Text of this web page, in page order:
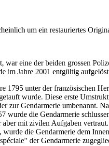
um ein restauriertes
eine der beiden grossen
im Jahre 2001 entgültig
1795 unter der französischen
wurde. Diese erste
zur Gendarmerie umbenannt.
wurde die Gendarmerie
mit zivilen Aufgaben
die Gendarmerie dem
der Gendarmerie